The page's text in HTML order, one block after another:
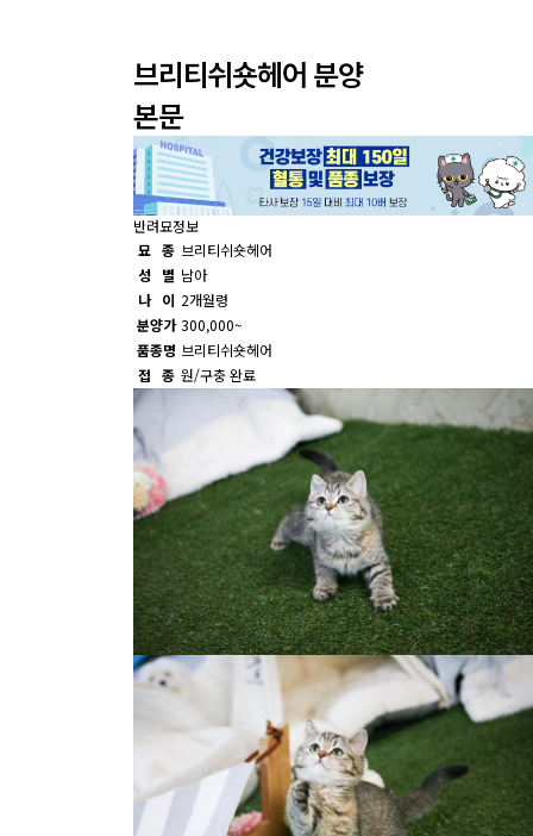
브리티쉬숏헤어 분양
본문
반려묘정보
묘 종 브리티쉬숏헤어
성 별 남아
나 이 2개월령
분양가 300,000~
품종명 브리티쉬숏헤어
접 종 원/구충 완료